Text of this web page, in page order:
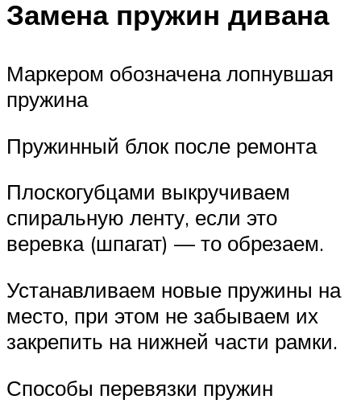
Замена пружин дивана
Маркером обозначена лопнувшая
пружина
Пружинный блок после ремонта
Плоскогубцами выкручиваем
спиральную ленту, если это
веревка (шпагат) — то обрезаем.
Устанавливаем новые пружины на
место, при этом не забываем их
закрепить на нижней части рамки.
Способы перевязки пружин